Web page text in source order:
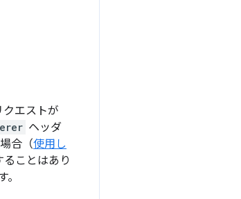
クエストが
ヘッダ
合（使用し
ることはあり